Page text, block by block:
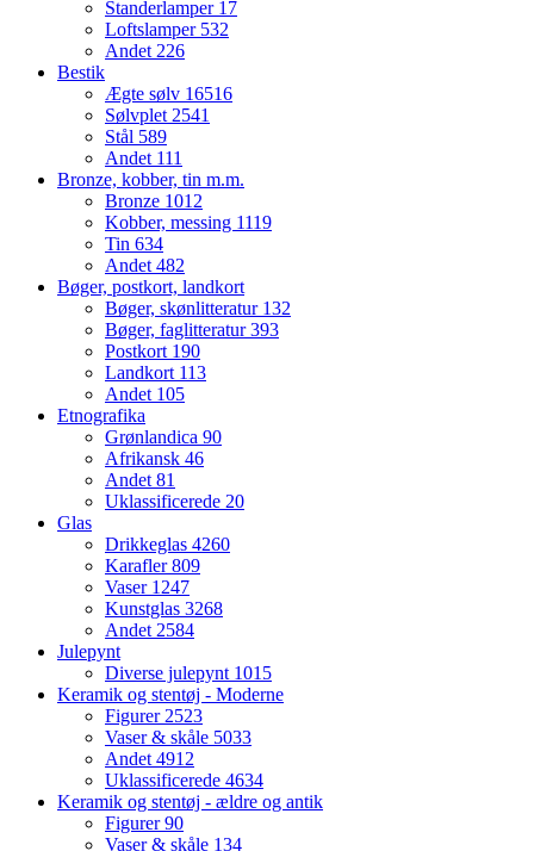
Standerlamper 17
Loftslamper 532
Andet 226
Bestik
Ægte sølv 16516
Sølvplet 2541
Stål 589
Andet 111
Bronze, kobber, tin m.m.
Bronze 1012
Kobber, messing 1119
Tin 634
Andet 482
Bøger, postkort, landkort
Bøger, skønlitteratur 132
Bøger, faglitteratur393
Postkort 190
Landkort 113
Andet 105
Etnografika
Grønlandica 90
Afrikansk 46
Andet 81
Uklassificerede 20
Glas
Drikkeglas 4260
Karafler809
Vaser 1247
Kunstglas 3268
Andet 2584
Julepynt
Diverse julepynt 1015
Keramik og stentøj - Moderne
Figurer 2523
Vaser & skåle 5033
Andet 4912
Uklassificerede 4634
Keramik og stentøj - ældre og antik
Figurer90
Vaser & skåle 134